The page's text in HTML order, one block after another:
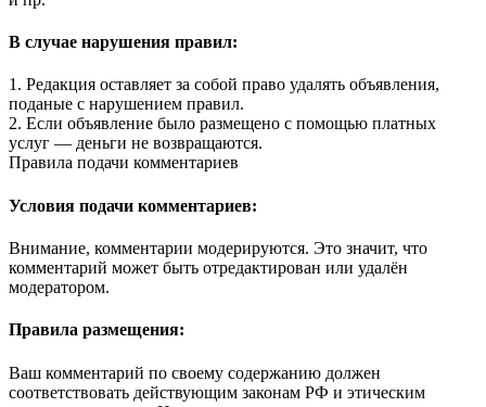
В случае нарушения правил:
1. Редакция оставляет за собой право удалять объявления,
поданые с нарушением правил.
2. Если объявление было размещено с помощью платных
услуг — деньги не возвращаются.
Правила подачи комментариев
Условия подачи комментариев:
Внимание, комментарии модерируются. Это значит, что
комментарий может быть отредактирован или удалён
модератором.
Правила размещения:
Ваш комментарий по своему содержанию должен
соответствовать действующим законам РФ и этическим